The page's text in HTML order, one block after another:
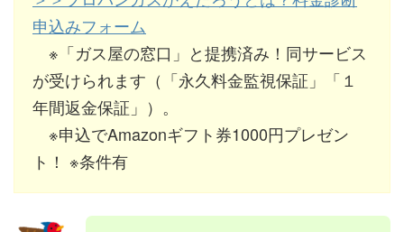
申込みフォーム
※「ガス屋の窓口」と提携済み！同サービス
が受けられます（「永久料金監視保証」「１
年間返金保証」）。
※申込でAmazonギフト券1000円プレゼン
ト！ ※条件有